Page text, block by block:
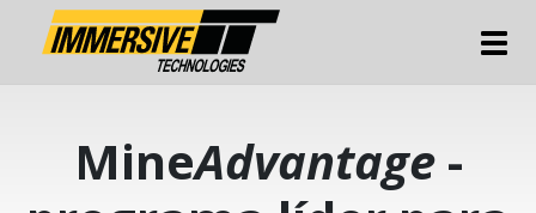
MineAdvantage-